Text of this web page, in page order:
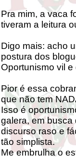
Pra mim, a vaca
tiveram a leitura
Digo mais: acho
postura dos
Oportunismo vil
Pior é essa
que não tem
Isso é
galera, em busca
discurso raso e
tão simplista.
Me embrulha o